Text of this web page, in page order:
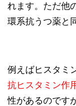
れます。ただ他
環系抗うつ薬と
例えばヒスタミ
抗ヒスタミン作
性があるのです